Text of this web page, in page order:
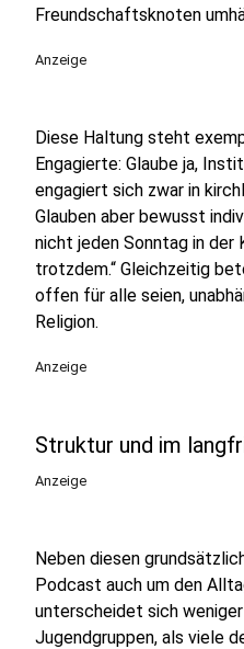
Freundschaftsknoten
Anzeige
Diese Haltung steht
Engagierte: Glaube ja,
engagiert sich zwar in
Glauben aber bewusst
nicht jeden Sonntag in der
trotzdem.“ Gleichzeitig
offen für alle seien,
Religion.
Anzeige
Struktur und im
Anzeige
Neben diesen
Podcast auch um den
unterscheidet sich
Jugendgruppen, als viele